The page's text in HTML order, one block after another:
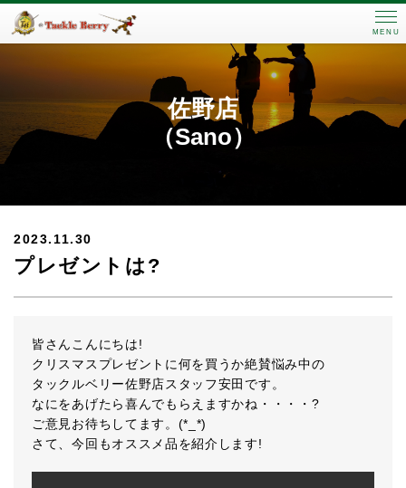
MENU
佐野店
（Sano）
2023.11.30
プレゼントは?
皆さんこんにちは!
クリスマスプレゼントに何を買うか絶賛悩み中の
タックルベリー佐野店スタッフ安田です。
なにをあげたら喜んでもらえますかね・・・・?
ご意見お待ちしてます。(*_*)
さて、今回もオススメ品を紹介します!